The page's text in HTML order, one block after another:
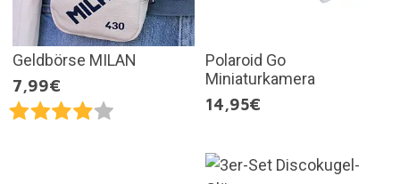
Geldbörse MILAN
7,99€
Polaroid Go
Miniaturkamera
14,95€